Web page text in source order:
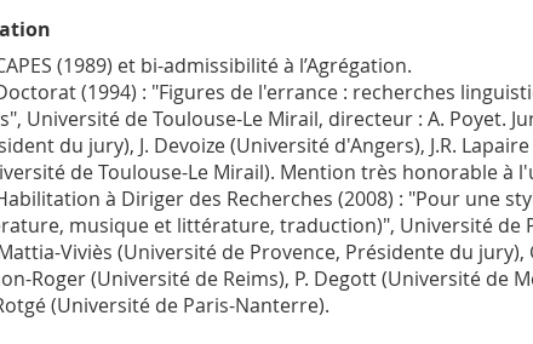
(1989) et bi-admissibilité à l’Agrégation.
(1994) : "Figures de l'errance : recherches
Université de Toulouse-Le Mirail, directeur : A. Poyet.
du jury), J. Devoize (Université d'Angers), J.R.
de Toulouse-Le Mirail). Mention très honorable à
à Diriger des Recherches (2008) : "Pour une
musique et littérature, traduction)", Université de
Viviès (Université de Provence, Présidente du jury),
Roger (Université de Reims), P. Degott (Université de
(Université de Paris-Nanterre).